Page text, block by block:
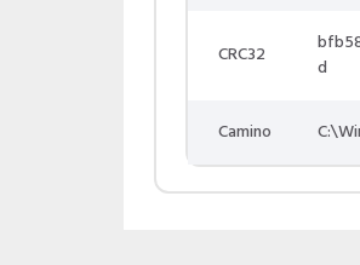
CRC32
d
Camino